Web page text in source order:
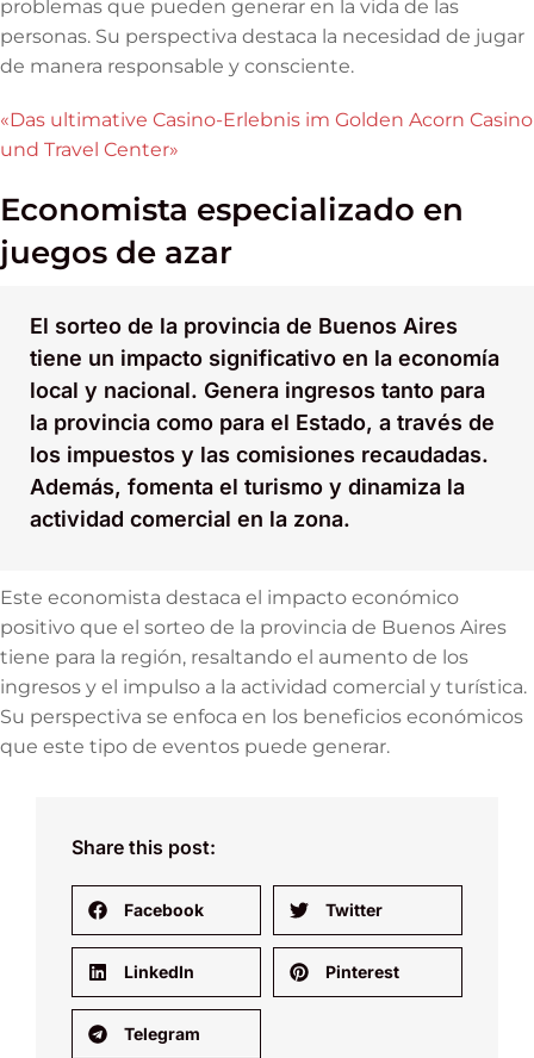
problemas que pueden generar en la vida de las
personas. Su perspectiva destaca la necesidad de jugar
de manera responsable y consciente.
«Das ultimative Casino-Erlebnis im Golden Acorn Casino
und Travel Center»
Economista especializado en
juegos de azar
El sorteo de la provincia de Buenos Aires
tiene un impacto significativo en la economía
local y nacional. Genera ingresos tanto para
la provincia como para el Estado, a través de
los impuestos y las comisiones recaudadas.
Además, fomenta el turismo y dinamiza la
actividad comercial en la zona.
Este economista destaca el impacto económico
positivo que el sorteo de la provincia de Buenos Aires
tiene para la región, resaltando el aumento de los
ingresos y el impulso a la actividad comercial y turística.
Su perspectiva se enfoca en los beneficios económicos
que este tipo de eventos puede generar.
Share this post:
Facebook Twitter
LinkedIn Pinterest
Telegram